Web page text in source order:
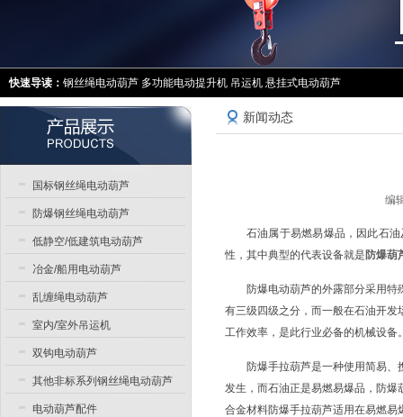
快速导读： 钢丝绳电动葫芦 多功能电动提升机 吊运机 悬挂式电动葫芦
新闻动态
编
石油属于易燃易爆品，因此石
性，其中典型的代表设备就是 防爆葫
防爆电动葫芦的外露部分采用
有三级四级之分，而一般在石油开
工作效率，是此行业必备的机械设备
防爆手拉葫芦是一种使用简易
发生，而石油正是易燃易爆品，防
合金材料防爆手拉葫芦适用在易燃
国标钢丝绳电动葫芦
防爆钢丝绳电动葫芦
低静空/低建筑电动葫芦
冶金/船用电动葫芦
乱缠绳电动葫芦
室内/室外吊运机
双钩电动葫芦
其他非标系列钢丝绳电动葫芦
电动葫芦配件